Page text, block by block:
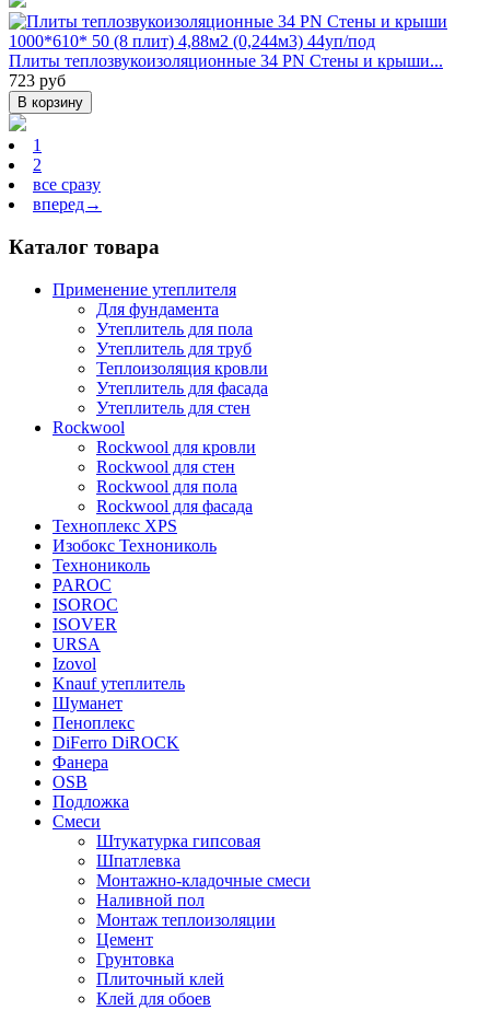
Плиты теплозвукоизоляционные 34 PN Стены и крыши...
723 руб
В корзину
1
2
все сразу
вперед→
Каталог товара
Применение утеплителя
Для фундамента
Утеплитель для пола
Утеплитель для труб
Теплоизоляция кровли
Утеплитель для фасада
Утеплитель для стен
Rockwool
Rockwool для кровли
Rockwool для стен
Rockwool для пола
Rockwool для фасада
Техноплекс XPS
Изобокс Технониколь
Технониколь
PAROC
ISOROC
ISOVER
URSA
Izovol
Knauf утеплитель
Шуманет
Пеноплекс
DiFerro DiROCK
Фанера
OSB
Подложка
Смеси
Штукатурка гипсовая
Шпатлевка
Монтажно-кладочные смеси
Наливной пол
Монтаж теплоизоляции
Цемент
Грунтовка
Плиточный клей
Клей для обоев